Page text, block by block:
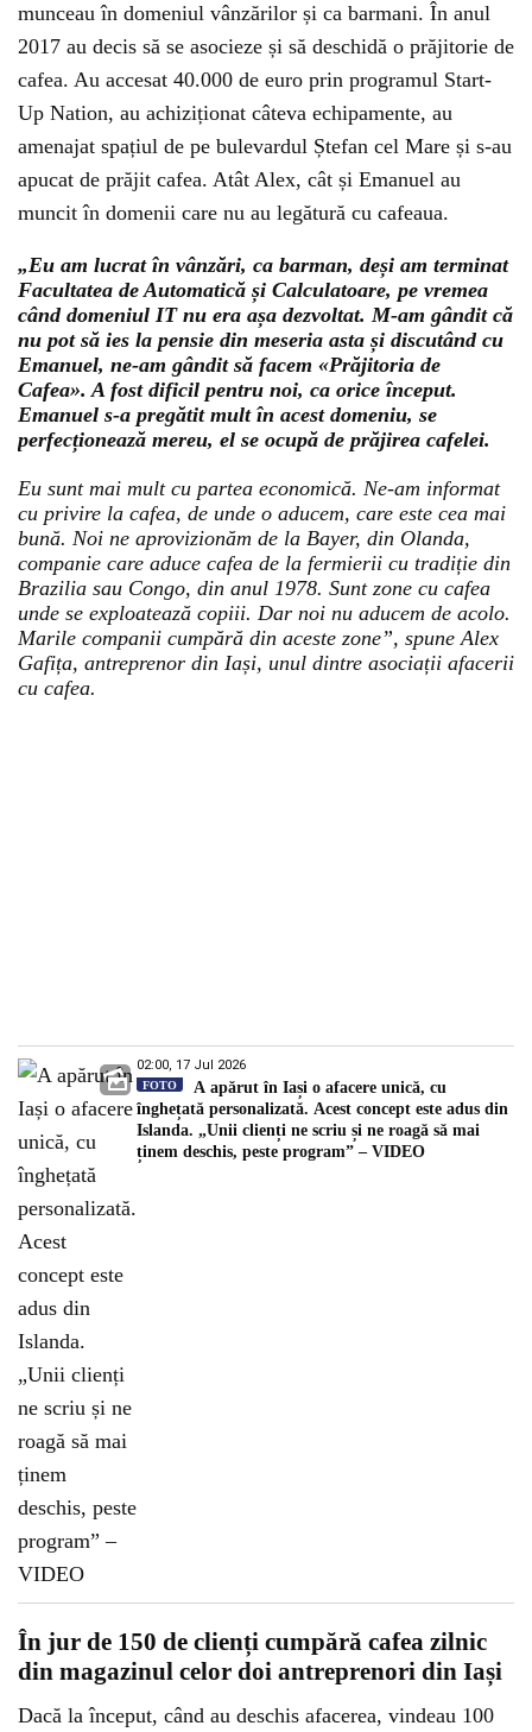
munceau în domeniul vânzărilor și ca barmani. În anul
2017 au decis să se asocieze și să deschidă o prăjitorie de
cafea. Au accesat 40.000 de euro prin programul Start-
Up Nation, au achiziționat câteva echipamente, au
amenajat spațiul de pe bulevardul Ștefan cel Mare și s-au
apucat de prăjit cafea. Atât Alex, cât și Emanuel au
muncit în domenii care nu au legătură cu cafeaua.
„Eu am lucrat în vânzări, ca barman, deși am terminat
Facultatea de Automatică și Calculatoare, pe vremea
când domeniul IT nu era așa dezvoltat. M-am gândit că
nu pot să ies la pensie din meseria asta și discutând cu
Emanuel, ne-am gândit să facem «Prăjitoria de
Cafea». A fost dificil pentru noi, ca orice început.
Emanuel s-a pregătit mult în acest domeniu, se
perfecționează mereu, el se ocupă de prăjirea cafelei.
Eu sunt mai mult cu partea economică. Ne-am informat
cu privire la cafea, de unde o aducem, care este cea mai
bună. Noi ne aprovizionăm de la Bayer, din Olanda,
companie care aduce cafea de la fermierii cu tradiție din
Brazilia sau Congo, din anul 1978. Sunt zone cu cafea
unde se exploatează copiii. Dar noi nu aducem de acolo.
Marile companii cumpără din aceste zone”, spune Alex
Gafița, antreprenor din Iași, unul dintre asociații afacerii
cu cafea.
02:00, 17 Jul 2026
FOTO
A apărut în Iași o afacere unică, cu
înghețată personalizată. Acest concept este adus din
Islanda. „Unii clienți ne scriu și ne roagă să mai
ținem deschis, peste program” – VIDEO
În jur de 150 de clienți cumpără cafea zilnic
din magazinul celor doi antreprenori din Iași
Dacă la început, când au deschis afacerea, vindeau 100